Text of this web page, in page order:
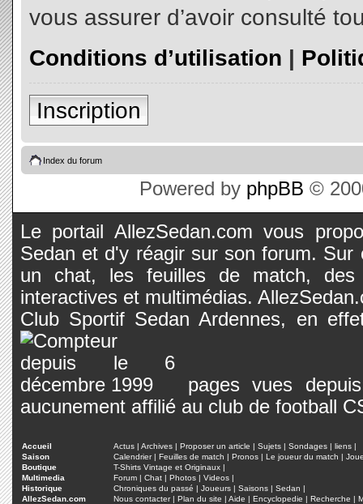
vous assurer d’avoir consulté
Conditions d’utilisation |
Inscription
Index du forum
Powered by phpBB ©
Le portail AllezSedan.com vous
Sedan et d'y réagir sur son forum.
un chat, les feuilles de match, des
interactives et multimédias.
Club Sportif Sedan Ardennes, en
pages vues
aucunement affilié au club de football
Accueil Actus | Archives | Proposer un article | Sujets | Sondages | liens |
Saison
Calendrier| Feuilles de match | Pronos | Le joueur du match |
Boutique
T-Shirts Vintage et Originaux |
Multimedia
Forum | Chat | Photos | Videos |
Historique
Chroniques du passé | Joueurs | Saisons | Sedan |
AllezSedan.com
Nous contacter| Plan du site | Aide | Encyclopedie | Recherche |